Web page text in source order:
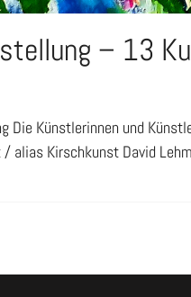
– 13
Künstlerinnen und
Kirschkunst David